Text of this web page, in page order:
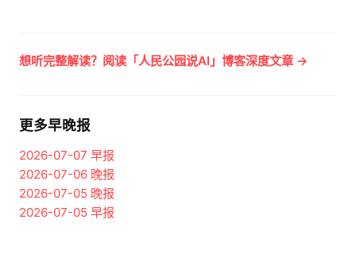
想听完整解读？阅读「人民公园说AI」博客深度文章 →
更多早晚报
2026-07-07 早报
2026-07-06 晚报
2026-07-05 晚报
2026-07-05 早报